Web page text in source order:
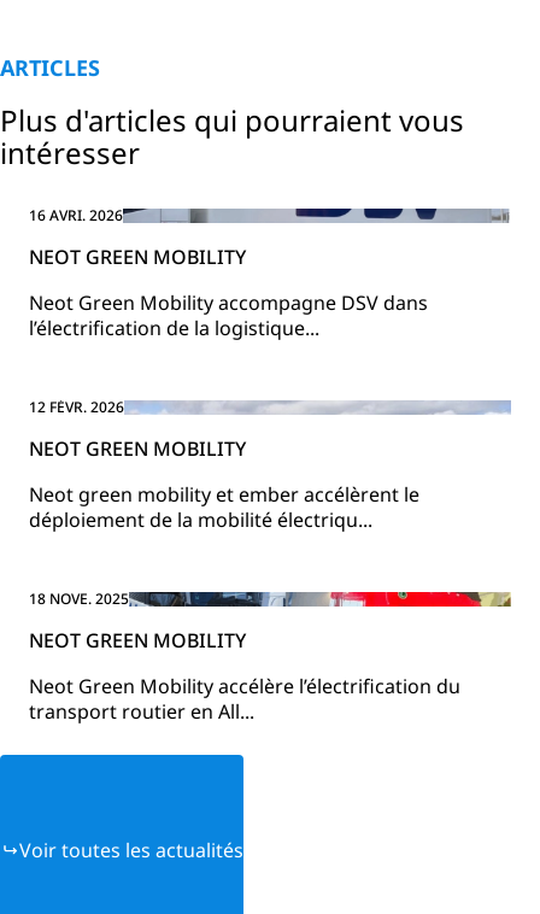
ARTICLES
Plus d'articles qui pourraient vous
intéresser
16 AVRI. 2026
NEOT GREEN MOBILITY
Neot Green Mobility accompagne DSV dans
l’électrification de la logistique...
12 FÉVR. 2026
NEOT GREEN MOBILITY
Neot green mobility et ember accélèrent le
déploiement de la mobilité électriqu...
18 NOVE. 2025
NEOT GREEN MOBILITY
Neot Green Mobility accélère l’électrification du
transport routier en All...
Voir toutes les actualités